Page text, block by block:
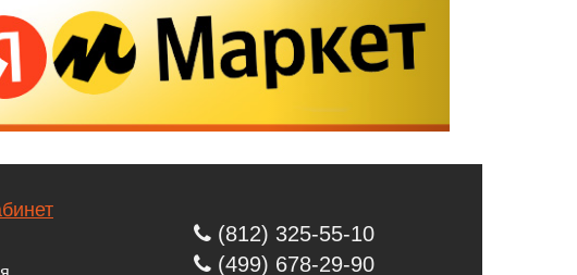
(812) 325-55-10
(499) 678-29-90